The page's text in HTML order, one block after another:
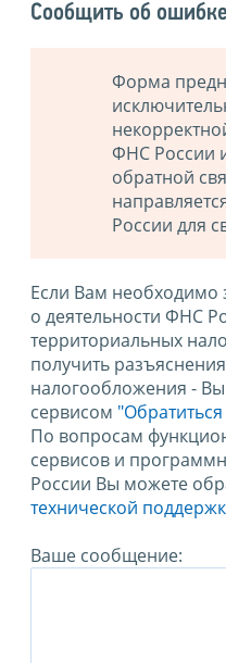
Сообщить об
Форма
ФНС России
обратной
России для
Если Вам необходимо
о деятельности ФНС
территориальных
получить
налогообложения -
сервисом
По вопросам
сервисов и
России Вы можете
технической
Ваше сообщение: